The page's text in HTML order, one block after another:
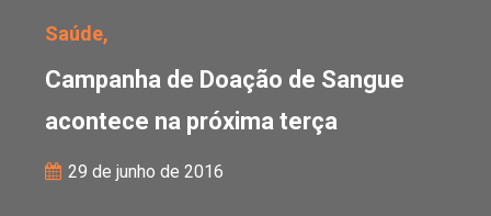
Saúde,
Campanha de Doação de Sangue
acontece na próxima terça
29 de junho de 2016